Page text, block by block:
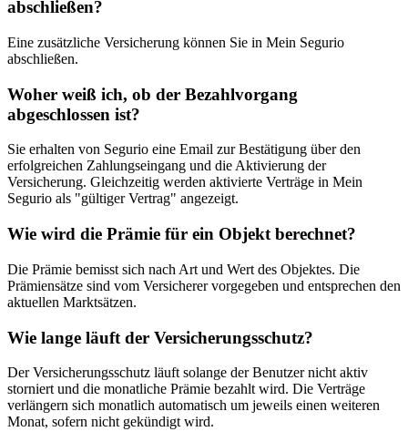
abschließen?
Eine zusätzliche Versicherung können Sie in Mein Segurio
abschließen.
Woher weiß ich, ob der Bezahlvorgang
abgeschlossen ist?
Sie erhalten von Segurio eine Email zur Bestätigung über den
erfolgreichen Zahlungseingang und die Aktivierung der
Versicherung. Gleichzeitig werden aktivierte Verträge in Mein
Segurio als "gültiger Vertrag" angezeigt.
Wie wird die Prämie für ein Objekt berechnet?
Die Prämie bemisst sich nach Art und Wert des Objektes. Die
Prämiensätze sind vom Versicherer vorgegeben und entsprechen den
aktuellen Marktsätzen.
Wie lange läuft der Versicherungsschutz?
Der Versicherungsschutz läuft solange der Benutzer nicht aktiv
storniert und die monatliche Prämie bezahlt wird. Die Verträge
verlängern sich monatlich automatisch um jeweils einen weiteren
Monat, sofern nicht gekündigt wird.